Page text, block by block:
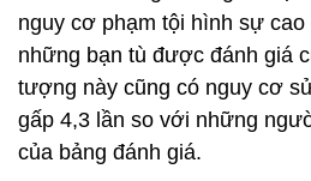
nguy cơ phạm tội hình sự
những bạn tù được đánh giá
tượng này cũng có nguy cơ
gấp 4,3 lần so với những
của bảng đánh giá.